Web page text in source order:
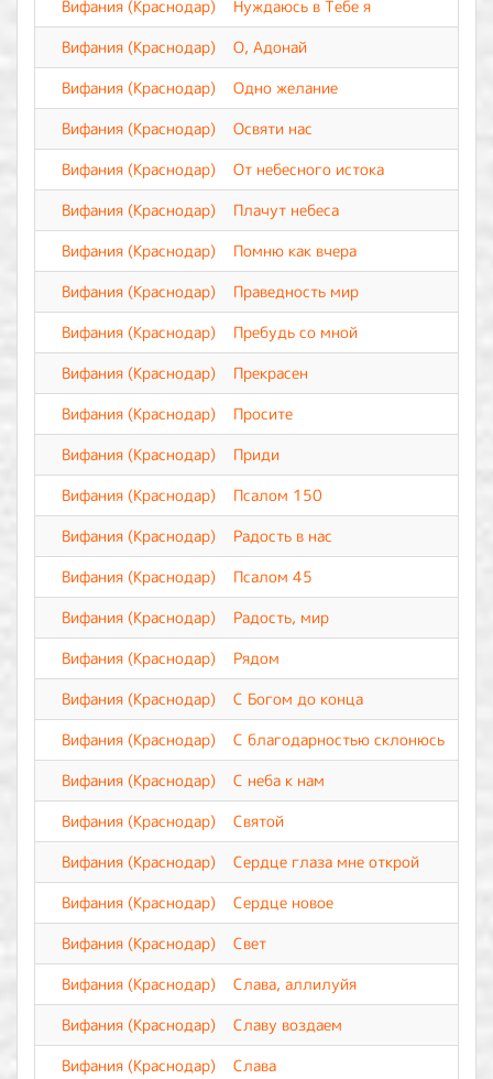
Вифания (Краснодар)
Нуждаюсь в Тебе я
Вифания (Краснодар)
О, Адонай
Вифания (Краснодар)
Одно желание
Вифания (Краснодар)
Освяти нас
Вифания (Краснодар)
От небесного истока
Вифания (Краснодар)
Плачут небеса
Вифания (Краснодар)
Помню как вчера
Вифания (Краснодар)
Праведность мир
Вифания (Краснодар)
Пребудь со мной
Вифания (Краснодар)
Прекрасен
Вифания (Краснодар)
Просите
Вифания (Краснодар)
Приди
Вифания (Краснодар)
Псалом 150
Вифания (Краснодар)
Радость в нас
Вифания (Краснодар)
Псалом 45
Вифания (Краснодар)
Радость, мир
Вифания (Краснодар)
Рядом
Вифания (Краснодар)
С Богом до конца
Вифания (Краснодар)
С благодарностью склонюсь
Вифания (Краснодар)
С неба к нам
Вифания (Краснодар)
Святой
Вифания (Краснодар)
Сердце глаза мне открой
Вифания (Краснодар)
Сердце новое
Вифания (Краснодар)
Свет
Вифания (Краснодар)
Слава, аллилуйя
Вифания (Краснодар)
Славу воздаем
Вифания (Краснодар)
Слава